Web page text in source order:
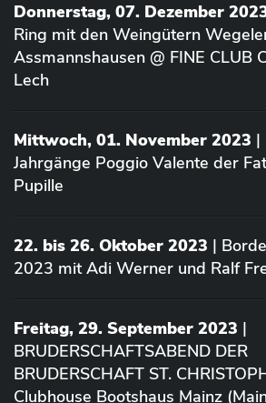
Donnerstag, 07. Dezember
Ring mit den Weingütern
Assmannshausen @ FINE CLUB
Lech
Mittwoch, 01. November 2023 |
Jahrgänge Poggio Valente der
Pupille
22. bis 26. Oktober 2023 |
2023 mit Adi Werner und Ralf
Freitag, 29. September 2023 |
BRUDERSCHAFTSABEND DER
BRUDERSCHAFT ST.
Clubhouse Bootshaus Mainz